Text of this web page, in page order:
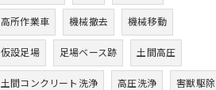
高所作業車 機械撤去 機械移動
仮設足場 足場ベース跡 土間高圧
土間コンクリート洗浄 高圧洗浄 害獣駆除